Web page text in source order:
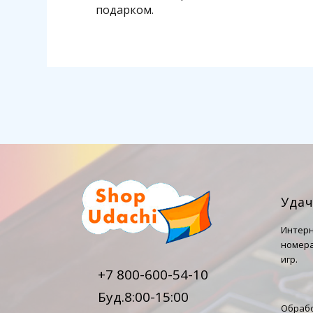
подарком.
+7 800-600-54-10
Буд.8:00-15:00
игр.